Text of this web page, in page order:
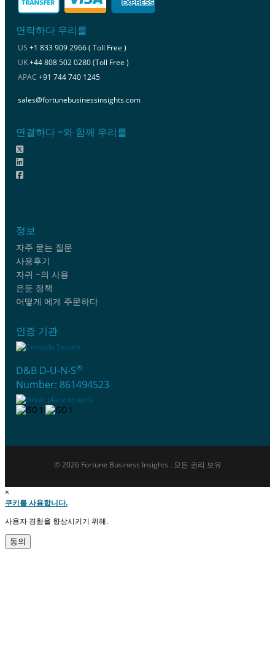
연락하다 우리를
US +1 833 909 2966 ( Toll Free )
UK+44 808 502 0280 (Toll Free )
APAC +91 744 740 1245
sales@fortunebusinessinsights.com
연결하다 ~와 함께 우리를
정보
자주 묻는 질문
사용후기
자귀 ~의 사용
은둔 정책
어떻게 에게 주문하다
인증 기관
D&B D-U-N-S®
Number: 861494523
© 2026 Fortune Business Insights . 모든 권리 보유
×
쿠키를 사용합니다.
사용자 경험을 향상시키기 위해.
동의